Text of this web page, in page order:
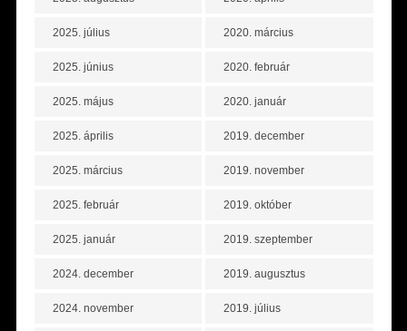
2025. július
2025. június
2025. május
2025. április
2025. március
2025. február
2025. január
2024. december
2024. november
2020. március
2020. február
2020. január
2019. december
2019. november
2019. október
2019. szeptember
2019. augusztus
2019. július